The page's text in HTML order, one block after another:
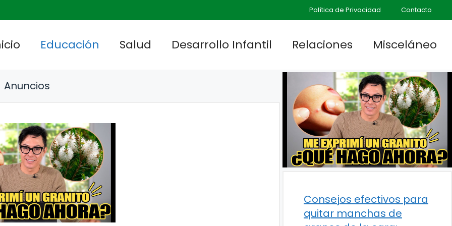
Política de Privacidad Contacto
Educación Salud Desarrollo Infantil Relaciones Misceláneo
Anuncios
Consejos efectivos para
quitar manchas de